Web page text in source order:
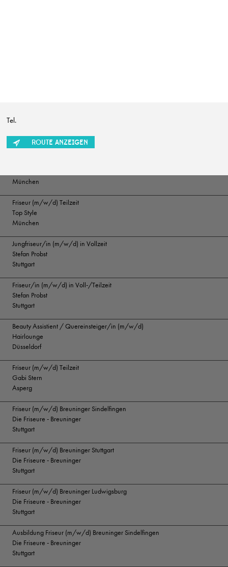
Friseur (w/m/d) in Vollzeit gesucht
Solms
München
Friseur (m/w/d) Teilzeit
Top Style
München
Jungfriseur/in (m/w/d) in Vollzeit
Stefan Probst
Stuttgart
Friseur/in (m/w/d) in Voll-/Teilzeit
Stefan Probst
Stuttgart
Beauty Assistient / Quereinsteiger/in (m/w/d)
Hairlounge
Düsseldorf
Friseur (m/w/d) Teilzeit
Gabi Stern
Asperg
Friseur (m/w/d) Breuninger Sindelfingen
Die Friseure - Breuninger
Stuttgart
Friseur (m/w/d) Breuninger Stuttgart
Die Friseure - Breuninger
Stuttgart
Friseur (m/w/d) Breuninger Ludwigsburg
Die Friseure - Breuninger
Stuttgart
Ausbildung Friseur (m/w/d) Breuninger Sindelfingen
Die Friseure - Breuninger
Stuttgart
Tel.
ROUTE ANZEIGEN